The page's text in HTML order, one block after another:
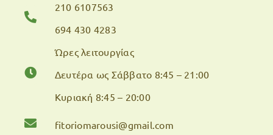
210 6107563
694 430 4283
Ώρες λειτουργίας
Δευτέρα ως Σάββατο 8:45 – 21:00
Κυριακή 8:45 – 20:00
fitoriomarousi@gmail.com